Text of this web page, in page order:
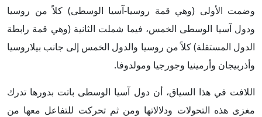
وضمت الأولى (وهي قمة روسيا-آسيا الوسطى) كلاً من روسيا
ودول آسيا الوسطى الخمس، فيما شملت الثانية (وهي قمة رابطة
الدول المستقلة) كلاً من روسيا والدول الخمس إلى جانب بيلاروسيا
وأذربيجان وأرمينيا وجورجيا ومولدوفا.
اللافت في هذا السياق، أن دول آسيا الوسطى باتت بدورها تدرك
مغزى هذه التحولات ودلالاتها ومن ثم تحركت للتفاعل معها من